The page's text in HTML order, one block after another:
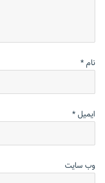
نام*
ایمیل*
وب‌ سایت